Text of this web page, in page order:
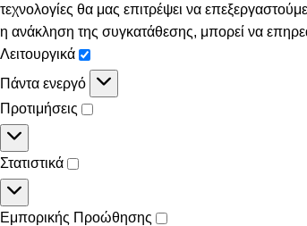
τεχνολογίες θα μας επιτρέψει να
η ανάκληση της συγκατάθεσης, μπορεί να
Λειτουργικά
Πάντα ενεργό
Προτιμήσεις
Στατιστικά
Εμπορικής Προώθησης